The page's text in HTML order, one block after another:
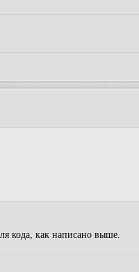
кода, как написано выше.